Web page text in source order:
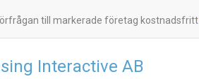
till markerade företag kostnadsfritt
Interactive AB